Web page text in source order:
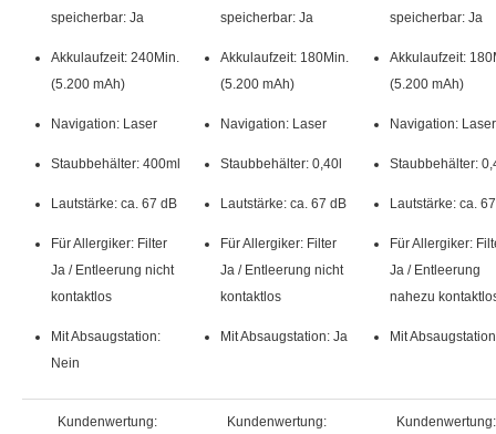
speicherbar: Ja
Akkulaufzeit: 240Min.
(5.200 mAh)
Navigation: Laser
Staub­behälter: 400ml
Lautstärke: ca. 67 dB
Für Allergiker: Filter
Ja / Entleerung nicht
kontaktlos
Mit Absaugstation:
Nein
speicherbar: Ja
Akkulaufzeit: 180Min.
(5.200 mAh)
Navigation: Laser
Staub­behälter: 0,40l
Lautstärke: ca. 67 dB
Für Allergiker: Filter
Ja / Entleerung nicht
kontaktlos
Mit Absaugstation: Ja
speicherbar: Ja
Akkulaufzeit:
(5.200 mAh)
Navigation: Laser
Staub­behälter:
Lautstärke: ca.
Für Allergiker:
Ja / Entleerung
nahezu
Mit
Kundenwertung: Kundenwertung: Kundenwertung: